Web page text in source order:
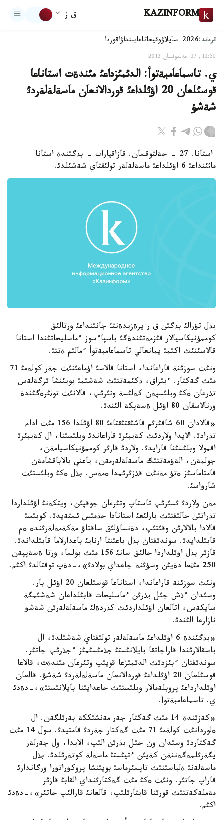
KAZINFORM ق ز
ترەند:2026-سايلاۋ وقيعاتاعايىنداۋاقوردا
12:51, 27 جەلتوقسان 2013
ي. تاسماعامبةتوأ: الدئمئزداعئ مئندةت استاناعا
قوسئلعان 20 اؤئلداعئ قوردالانعان ماسةلةلةردئ
شةشؤ
استانا. 27 - جةلتوقسان. قازاقپارات - بذگئندة استانا
ماثئنداعئ 6 اؤئلداعئ ماسةلةلةر تولئقتاي شةشئلدئ.
بذل تؤرالئ بذگئن ق ر پرةزيدةنتئ جانئنداعئ ورتالئق
كوممؤنيكاسيالار قئزمةتئندةگئ باسپاءسوز ءماسليحاتئندا استانا
قالاسئنئث اكئمئ يمانعالي تاسماعامبةتوأ ءمالئم ةتتئ.
ونئث سوزئنة قاراعاندا، استانا قالاسئ اؤماعئنئث جةر كولةمئ 71
مئث گةكتار. ءبئراق، ذكئمةتتئث شةشئمئ بويئنشا ئرگةلةس
تذرعان ةكئ وبلئسپةن كةلئسة وتئرئپ، قالانئث توثئرةگئندة
ورنالاسقان 80 اؤئل ةسةپكة الئندئ.
«قالادان 60 شاقئرئم قاشئقتئقتاعئ 80 اؤئلدا 156 مئث ادام
تذرادئ. الايدا ولاردئث كةيبئرئ قاراعاندئ وبلئسئنا، ال كةيبئرئ
اقمولا وبلئسئنا قارايدئ. ولاردئ قازئر كوممؤنيكاسيامةن،
جولمةن، الةؤمةتتئك ماسةلةلةرمةن، ياعني بالاباقشامةن
قامتاماسئز ةتؤ مةنئث قذزئرئمدا ةمةس. بذل ةكئ وبلئستئث
شارؤاسئ.
مةن ولاردئ ئسئرئپ تاستاپ وتئرعان جوقپئن، ويتكةنئ اؤئلداردا
تذراتئن حالئقتئث بارلئعئ استانادا جذمئس ئستةيدئ. كوبئسئ
قالادا بالالارئن وقئتئپ، دةنساؤلئق ساقتاؤ مةكةمةلةرئندة ةم
قابئلدايدئ. سوندئقتان بذل باعئتتا ارنايئ باعدارلاما قابئلداندئ.
قازئر بذل اؤئلداردا حالئق سانئ 156 مئث بولسا، ورتا ةسةپپةن
250 مئثعا دةيئن وسؤئنة جاعداي بولادئ»،-دةپ توقتالدئ اكئم.
ونئث سوزئنة قاراعاندا، استاناعا قوسئلعان 20 اؤئل بار.
وسئدان ءذش جئل بذرئن ءماسليحات قابئلداعان شةشئمگة
سايكةس، اتالعان اؤئلداردئث كذردةلئ ماسةلةلةرئن شةشؤ
نازارعا الئندئ.
«بذگئندة 6 اؤئلداعئ ماسةلةلةر تولئقتاي شةشئلدئ، ال
باسقالارئندا قاراجاتقا بايلانئستئ جذمئسئمئز ءجذرئپ جاتئر.
سوندئقتان ءبئزدئث الدئمئزعا قويئپ وتئرعان مئندةت، قالاعا
قوسئلعان 20 اؤئلداعئ قوردالانعان ماسةلةلةردئ شةشؤ. قالعان
اؤئلدارداعئ پروبلةمالار وبلئستئث جاعدايئنا بايلانئستئ»،-دةدئ
ي. تاسماعامبةتوأ.
«كةزئندة 14 مئث گةكتار جةر مةنشئككة بةرئلگةن. ال
ةلوردانئث كولةمئ 71 مئث گةكتار جةردئ قامتيدئ. سول 14 مئث
گةكتاردئ وسئدان ون جئل بذرئن الئپ، الايدا، ول جةرلةر
يگةرئلمةگةننةن كةيئن ءتيئستئ ماسةلة كوتةرئلدئ. بذل
ماسةلةنئ ةلباسئنئث تاپسئرماسئ بويئنشا پروكؤراتؤرا ورگاندارئ
قاراپ جاتئر. ونئث ةكئ مئث گةكتارئنداي القابئ قازئر
مةملةكةتتئث قورئنا قايتارئلئپ، قالعانئ قارالئپ جاتئر»،-دةدئ
اكئم.